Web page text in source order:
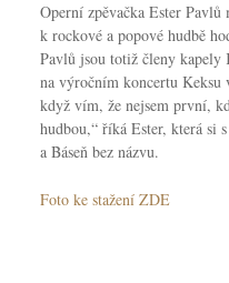
Operní zpěvačka Ester Pavlů
k rockové a popové hudbě
Pavlů jsou totiž členy kapely
na výročním koncertu Keksu
když vím, že nejsem první,
hudbou,“ říká Ester, která si
a Báseň bez názvu.
Foto ke stažení ZDE